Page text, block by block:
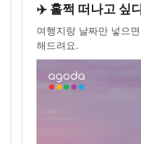
✈️ 훌쩍 떠나고 싶
여행지랑 날짜만 넣으면
해드려요.